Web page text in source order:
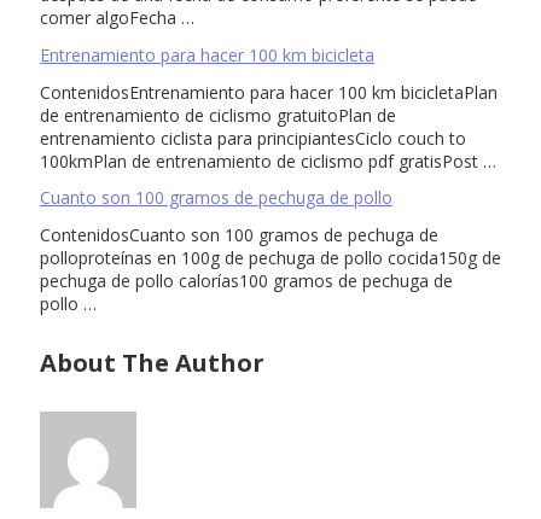
comer algoFecha …
Entrenamiento para hacer 100 km bicicleta
ContenidosEntrenamiento para hacer 100 km bicicletaPlan
de entrenamiento de ciclismo gratuitoPlan de
entrenamiento ciclista para principiantesCiclo couch to
100kmPlan de entrenamiento de ciclismo pdf gratisPost …
Cuanto son 100 gramos de pechuga de pollo
ContenidosCuanto son 100 gramos de pechuga de
polloproteínas en 100g de pechuga de pollo cocida150g de
pechuga de pollo calorías100 gramos de pechuga de
pollo …
About The Author